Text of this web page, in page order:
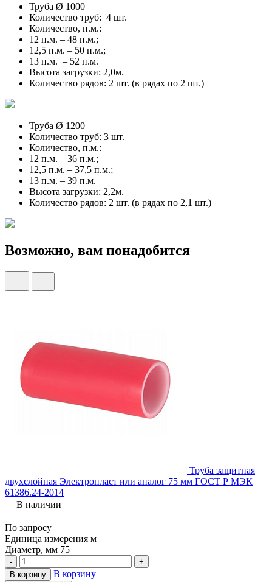
Труба Ø 1000
Количество труб: 4 шт.
Количество, п.м.:
12 п.м. – 48 п.м.;
12,5 п.м. – 50 п.м.;
13 п.м. – 52 п.м.
Высота загрузки: 2,0м.
Количество рядов: 2 шт. (в рядах по 2 шт.)
Труба Ø 1200
Количество труб: 3 шт.
Количество, п.м.:
12 п.м. – 36 п.м.;
12,5 п.м. – 37,5 п.м.;
13 п.м. – 39 п.м.
Высота загрузки: 2,2м.
Количество рядов: 2 шт. (в рядах по 2,1 шт.)
Возможно, вам понадобится
Труба защитная
двухслойная Электропласт или аналог 75 мм ГОСТ Р МЭК
61386.24-2014
В наличии
По запросу
Единица измерения м
Диаметр, мм 75
-
+
В корзину
В корзину